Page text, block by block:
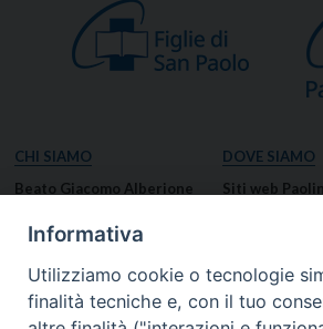
CHI SIAMO
Beato Giacomo Alberione
Venerabile Tecla Merlo
Missione Paolina
Luoghi delle Origini
DOVE SIAMO
Siti web
Notizie dal
Notizie in
Informativa
Utilizziamo cookie o tecnologie
finalità tecniche e, con il tuo